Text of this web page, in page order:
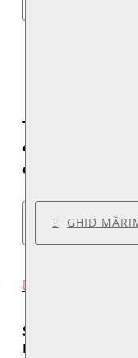
Toate comenzile
expediate cu
colet.
GHID
Specificații
Mauritius